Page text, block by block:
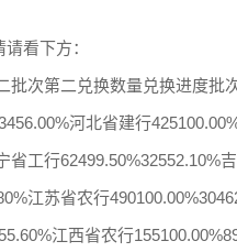
看下方：
批次第二兑换数量兑换进度批
河北省建行
工行62499.50%32552.10%
江苏省农行
江西省农行